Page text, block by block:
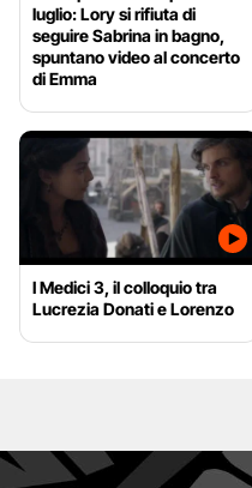
luglio: Lory si rifiuta di
seguire Sabrina in bagno,
spuntano video al concerto
di Emma
I Medici 3, il colloquio tra
Lucrezia Donati e Lorenzo